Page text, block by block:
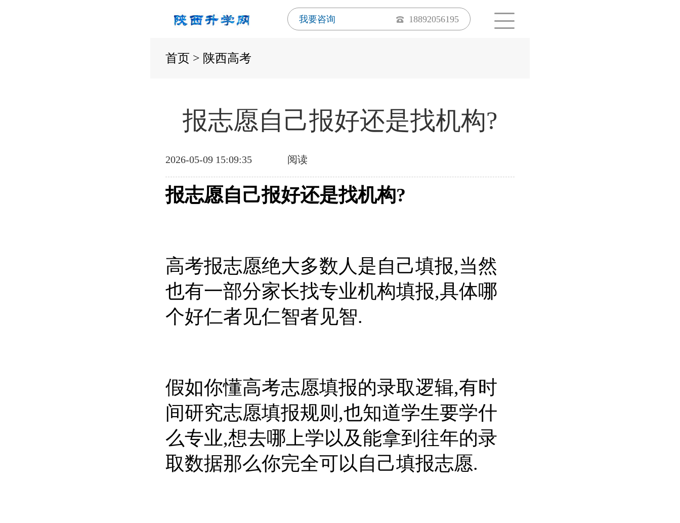
我要咨询 18892056195
首页 > 陕西高考
报志愿自己报好还是找机构?
2026-05-09 15:09:35 阅读
报志愿自己报好还是找机构?
高考报志愿绝大多数人是自己填报,当然
也有一部分家长找专业机构填报,具体哪
个好仁者见仁智者见智.
假如你懂高考志愿填报的录取逻辑,有时
间研究志愿填报规则,也知道学生要学什
么专业,想去哪上学以及能拿到往年的录
取数据那么你完全可以自己填报志愿.